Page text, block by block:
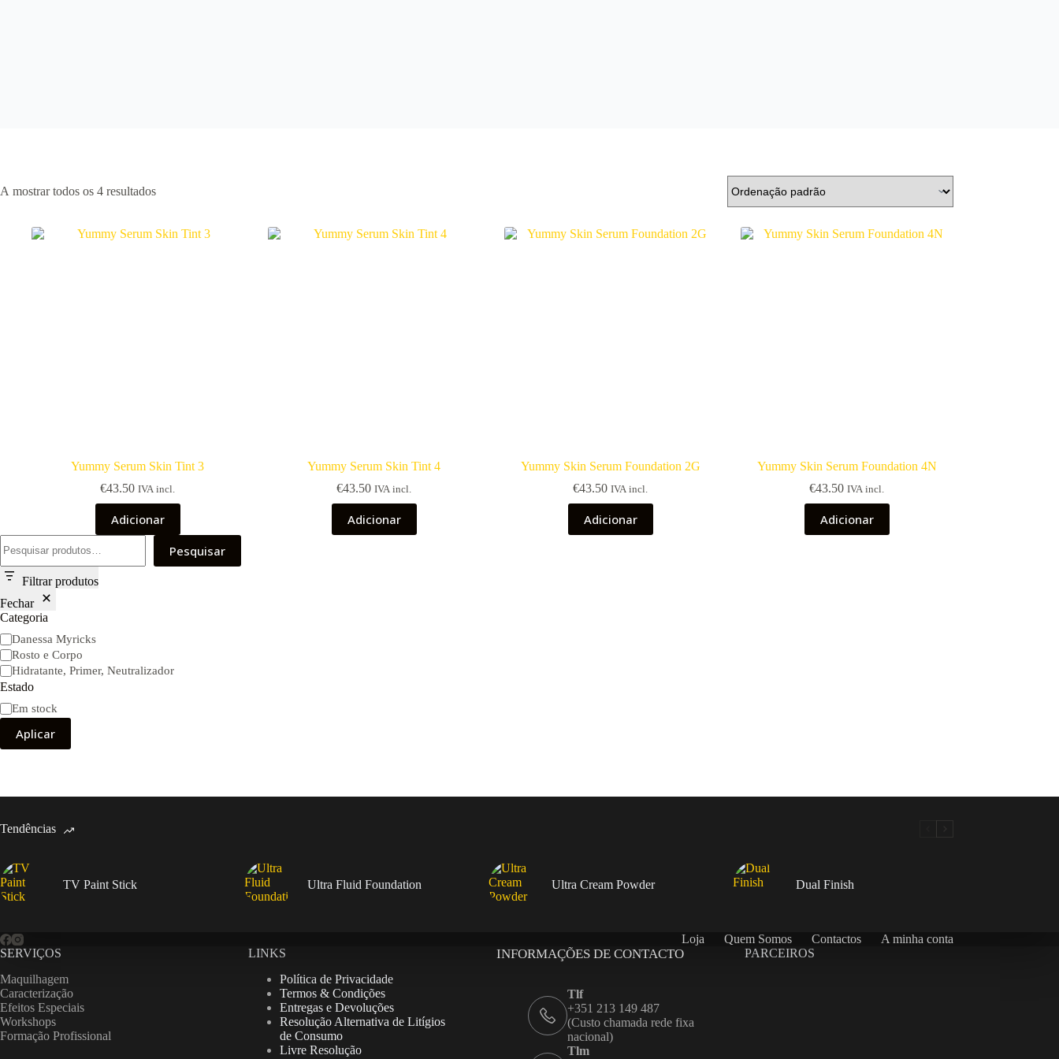
A mostrar todos os 4 resultados
Yummy Serum Skin Tint 3
€43.50 IVA incl.
Adicionar
Yummy Serum Skin Tint 4
€43.50 IVA incl.
Adicionar
Yummy Skin Serum Foundation 2G
€43.50 IVA incl.
Adicionar
Yummy Skin Serum Foundation 4N
€43.50 IVA incl.
Adicionar
Pesquisar
Filtrar produtos
Fechar
Categoria
Categoria
Danessa Myricks
Rosto e Corpo
Hidratante, Primer, Neutralizador
Estado
Disponibilidade
Em stock
Aplicar
Tendências
TV Paint Stick Ultra Fluid Foundation Ultra Cream Powder Dual Finish
Loja Quem Somos Contactos
A minha conta
SERVIÇOS
Maquilhagem
Caracterização
Efeitos Especiais
Workshops
Formação Profissional
LINKS
Política de Privacidade
Termos & Condições
Entregas e Devoluções
Resolução Alternativa de Litígios
de Consumo
Livre Resolução
INFORMAÇÕES DE CONTACTO
Tlf
+351 213 149 487
(Custo chamada rede fixa
nacional)
Tlm
PARCEIROS